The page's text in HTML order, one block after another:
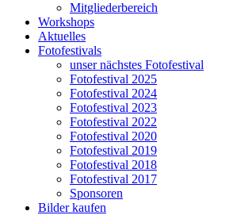
Mitgliederbereich
Workshops
Aktuelles
Fotofestivals
unser nächstes Fotofestival
Fotofestival 2025
Fotofestival 2024
Fotofestival 2023
Fotofestival 2022
Fotofestival 2020
Fotofestival 2019
Fotofestival 2018
Fotofestival 2017
Sponsoren
Bilder kaufen